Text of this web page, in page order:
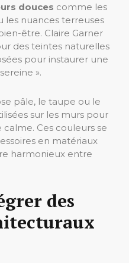
douces comme les
les nuances terreuses
être. Claire Garner
des teintes naturelles
pour instaurer une
».
pâle, le taupe ou le
sur les murs pour
Ces couleurs se
en matériaux
harmonieux entre
des